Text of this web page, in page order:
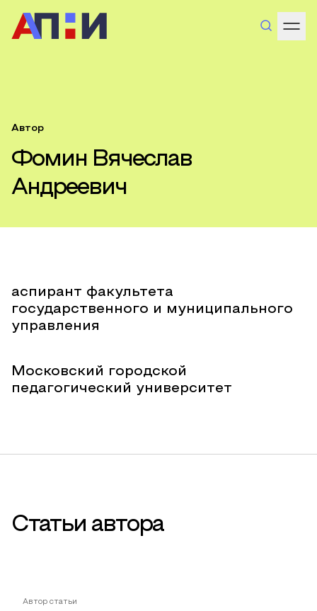
Автор
Фомин Вячеслав
Андреевич
аспирант факультета
государственного и муниципального
управления
Московский городской
педагогический университет
Статьи автора
Автор статьи